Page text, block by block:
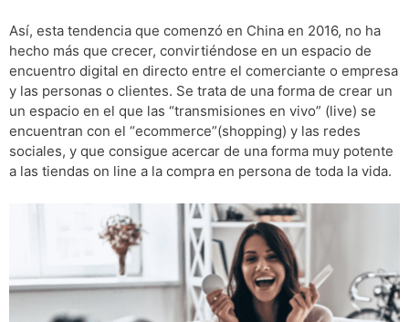
Así, esta tendencia que comenzó en China en 2016, no ha
hecho más que crecer, convirtiéndose en un espacio de
encuentro digital en directo entre el comerciante o empresa
y las personas o clientes. Se trata de una forma de crear un
un espacio en el que las “transmisiones en vivo” (live) se
encuentran con el “ecommerce”(shopping) y las redes
sociales, y que consigue acercar de una forma muy potente
a las tiendas on line a la compra en persona de toda la vida.